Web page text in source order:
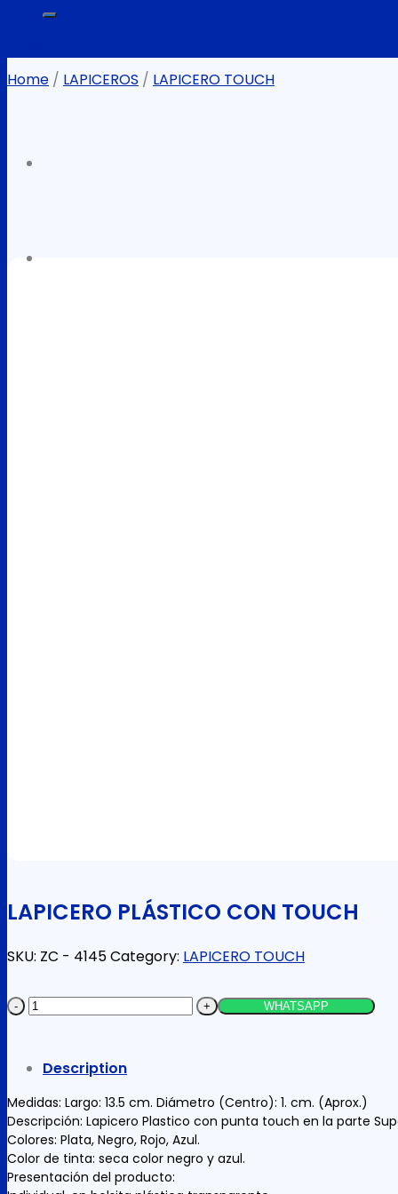
for:
Home / LAPICEROS / LAPICERO TOUCH
LAPICERO PLÁSTICO CON TOUCH
SKU: ZC - 4145Category: LAPICERO TOUCH
LAPICERO
TOUCH
quantity
WHATSAPP
Description
Medidas: Largo: 13.5 cm. Diámetro (Centro): 1. cm. (Aprox.)
Descripción: Lapicero Plastico con punta touch en la parte
Colores: Plata, Negro, Rojo, Azul.
Color de tinta: seca color negro y azul.
Presentación del producto: